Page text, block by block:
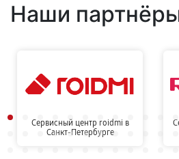
Наши
Сервисный центр roidmi в
Санкт-Петербурге